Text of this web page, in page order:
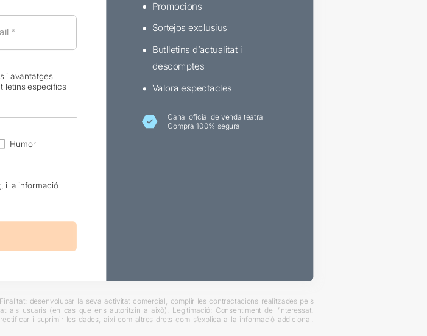
i avantatges
específics
Humor
, i la informació
Promocions
Sortejos exclusius
Butlletins d’actualitat i
descomptes
Valora espectacles
Canal oficial de venda teatral
Compra 100% segura
desenvolupar la seva activitat comercial, complir les contractacions realitzades pels
als usuaris (en cas que ens autoritzin a això). Legitimació: Consentiment de l’interessat.
i suprimir les dades, així com altres drets com s’explica a la informació addicional